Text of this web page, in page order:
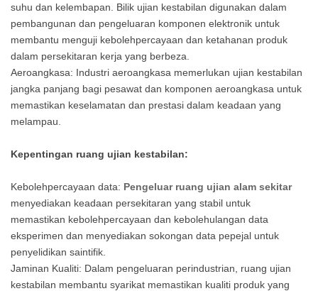
suhu dan kelembapan. Bilik ujian kestabilan digunakan dalam
pembangunan dan pengeluaran komponen elektronik untuk
membantu menguji kebolehpercayaan dan ketahanan produk
dalam persekitaran kerja yang berbeza.
Aeroangkasa: Industri aeroangkasa memerlukan ujian kestabilan
jangka panjang bagi pesawat dan komponen aeroangkasa untuk
memastikan keselamatan dan prestasi dalam keadaan yang
melampau.
Kepentingan ruang ujian kestabilan:
Kebolehpercayaan data: Pengeluar ruang ujian alam sekitar
menyediakan keadaan persekitaran yang stabil untuk
memastikan kebolehpercayaan dan kebolehulangan data
eksperimen dan menyediakan sokongan data pepejal untuk
penyelidikan saintifik.
Jaminan Kualiti: Dalam pengeluaran perindustrian, ruang ujian
kestabilan membantu syarikat memastikan kualiti produk yang